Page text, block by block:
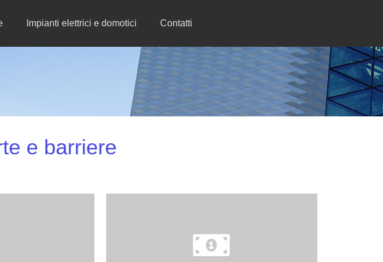
Impianti elettrici e domotici Contatti
e barriere
direttamente
Affiancamento del Cliente nell'analisi del